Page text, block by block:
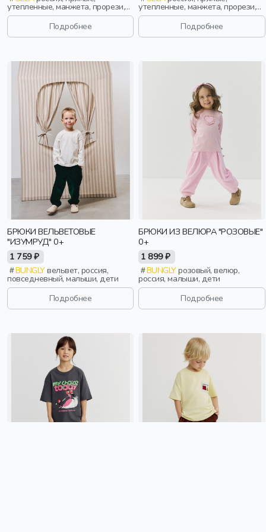
утепленные, манжета, прорези,
непромокаемые, пояс,
эластичные, мальчики, дети
Подробнее
утепленные, манжета, прорези,
принт, непромокаемые, пояс,
эластичные, девочки, дети
Подробнее
БРЮКИ ВЕЛЬВЕТОВЫЕ
"ИЗУМРУД" 0+
1 759 ₽
BUNGLYвельвет, россия,
повседневный, малыши, дети
Подробнее
БРЮКИ ИЗ ВЕЛЮРА "РОЗОВЫЕ"
0+
1 899 ₽
BUNGLYрозовый, велюр,
россия, малыши, дети
Подробнее